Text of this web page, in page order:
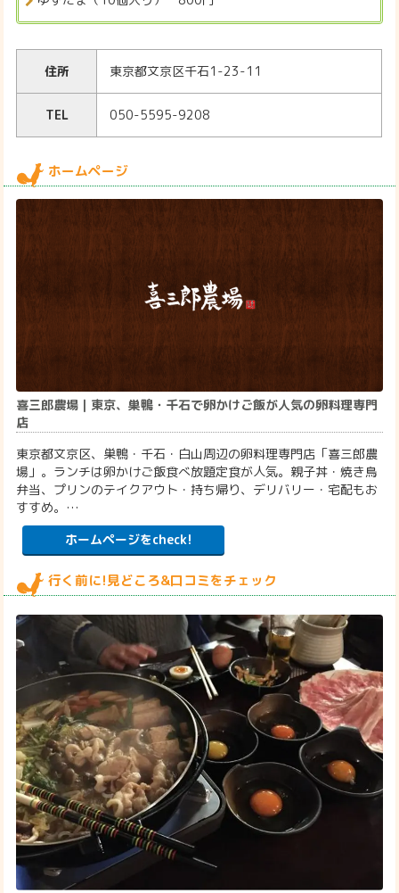
住所 東京都文京区千石1-23-11
TEL 050-5595-9208
ホームページ
喜三郎農場｜東京、巣鴨・千石で卵かけご飯が人気の卵料理専門
店
東京都文京区、巣鴨・千石・白山周辺の卵料理専門店「喜三郎農
場」。ランチは卵かけご飯食べ放題定食が人気。親子丼・焼き鳥
弁当、プリンのテイクアウト・持ち帰り、デリバリー・宅配もお
すすめ。…
ホームページをcheck!
行く前に!見どころ&口コミをチェック